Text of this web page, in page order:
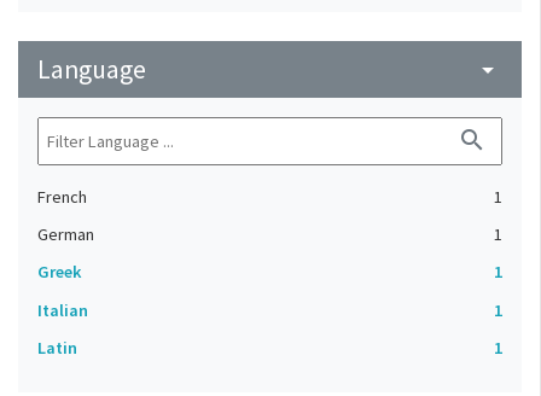
Language arrow_drop_down
search
French
1
German
1
Greek
1
Italian
1
Latin
1